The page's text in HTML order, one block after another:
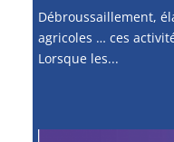
Débroussaillement,
agricoles … ces
Lorsque les...